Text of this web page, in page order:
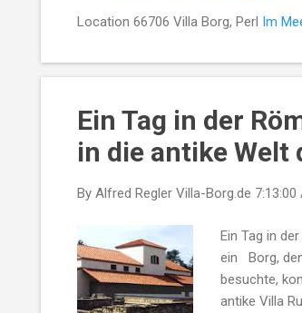
modernen
Location 66706 Villa Borg, Perl Im
Ein Tag in der
in die antike Welt
By Alfred Regler Villa-Borg.de 7:13:00
Ein Tag in
ein Borg,
besuchte,
antike Villa